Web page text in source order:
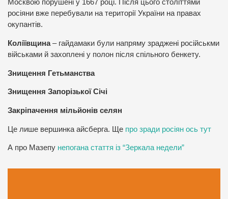
Москвою порушені у 1667 році. Після цього століттями
росіяни вже перебували на території України на правах
окупантів.
Коліївщина– гайдамаки були напряму зраджені російськми
військами й захоплені у полон після спільного бенкету.
Знищення Гетьманства
Знищення Запорізької Січі
Закріпачення мільйонів селян
Це лише вершинка айсберга. Ще про зради росіян ось тут
А про Мазепу непогана стаття із “Зеркала недели”